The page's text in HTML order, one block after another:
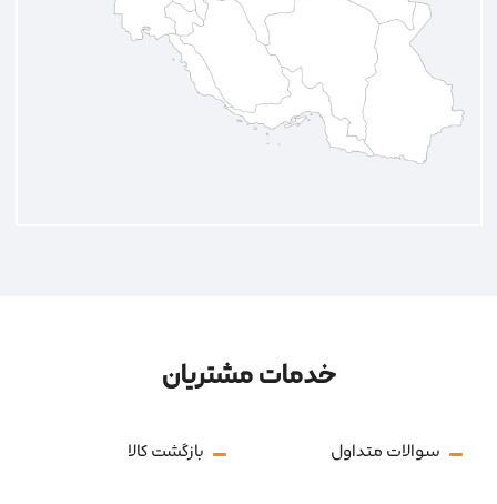
خدمات مشتریان
سوالات متداول بازگشت کالا